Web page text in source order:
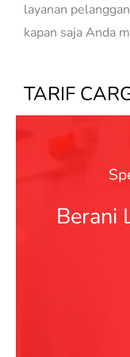
layanan
kapan saja Anda
TARIF
Berani